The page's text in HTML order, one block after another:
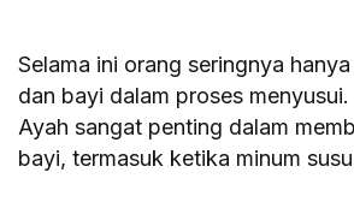
Selama ini orang seringnya
dan bayi dalam proses
Ayah sangat penting dalam
bayi, termasuk ketika minum